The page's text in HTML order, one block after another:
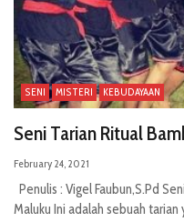
SENI MISTERI KEBUDAYAAN
Seni Tarian Ritual
February 24, 2021
Penulis : Vigel Faubun,S.Pd
Maluku Ini adalah sebuah